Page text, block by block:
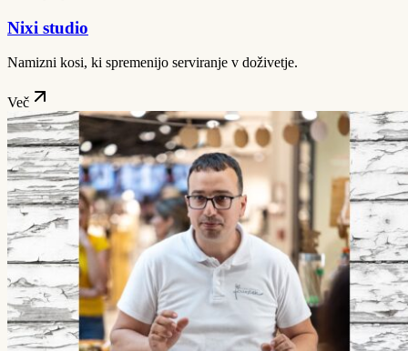
Nixi studio
Namizni kosi, ki spremenijo serviranje v doživetje.
Več